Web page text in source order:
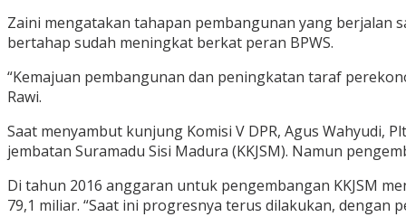
Zaini mengatakan tahapan pembangunan yang berjalan
bertahap sudah meningkat berkat peran BPWS.
“Kemajuan pembangunan dan peningkatan taraf
Rawi.
Saat menyambut kunjung Komisi V DPR, Agus Wahyudi,
jembatan Suramadu Sisi Madura (KKJSM). Namun
Di tahun 2016 anggaran untuk pengembangan KKJSM
79,1 miliar. “Saat ini progresnya terus dilakukan, dengan